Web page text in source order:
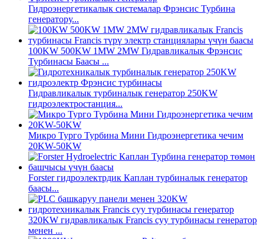
Гидроэнергетикалык системалар Фрэнсис Турбина
генератору...
100KW 500KW 1MW 2MW Гидравликалык Фрэнсис
Турбинасы Баасы ...
Гидравликалык турбиналык генератор 250KW
гидроэлектростанция...
Микро Турго Турбина Мини Гидроэнергетика чечим
20KW-50KW
Forster гидроэлектрдик Каплан турбиналык генератор
баасы...
320KW гидравликалык Francis суу турбинасы генератор
менен ...